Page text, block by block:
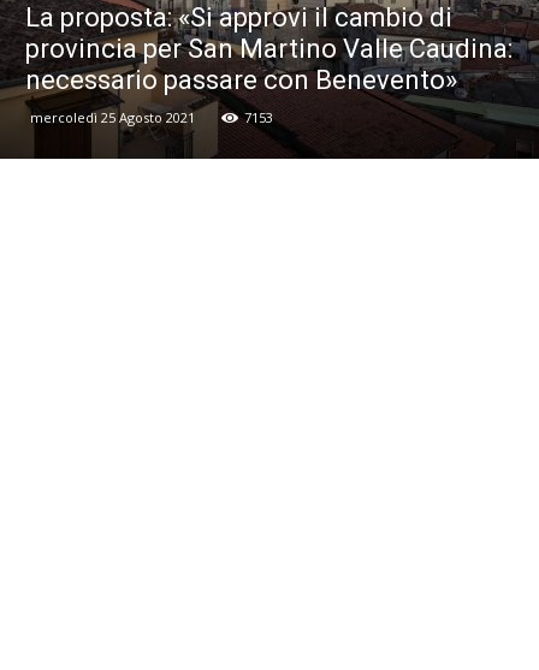
La proposta: «Si approvi il cambio di
provincia per San Martino Valle Caudina:
necessario passare con Benevento»
mercoledì 25 Agosto 2021 7153